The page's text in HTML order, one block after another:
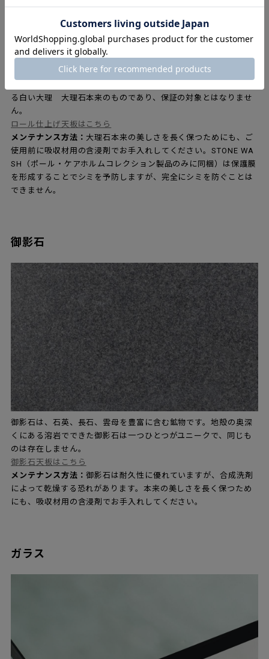
る白い大理 大理石本来のものであり、保証の対象とはなりませ
ん。
ロール仕上げ天板はこちら
メンテナンス方法：大理石本来の美しさを長く保つためにも、ご
使用前に吸収材用の含浸剤でお手入れしてください。STONE WA
SH（ポール・ケアホルムコレクション製品のみに同梱）は保護膜
を形成することでシミを予防しますが、完全にシミを防ぐことは
できません。
御影石
御影石は、石英、長石、雲母を豊富に含む鉱物です。地殻の奥深
くにある溶岩でできた御影石は一つひとつがユニークで、同じも
のは存在しません。
御影石天板はこちら
メンテナンス方法：御影石は耐久性に優れていますが、合成洗剤
によって乾燥する恐れがあります。本来の美しさを長く保つため
にも、吸収材用の含浸剤でお手入れしてください。
ガラス